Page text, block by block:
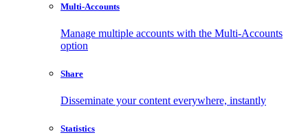
Multi-Accounts
Manage multiple accounts with the Multi-Accounts
option
Share
Disseminate your content everywhere, instantly
Statistics